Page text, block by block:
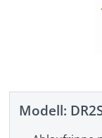
Modell: